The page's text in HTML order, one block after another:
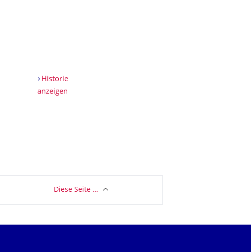
Historie
anzeigen
Diese Seite …